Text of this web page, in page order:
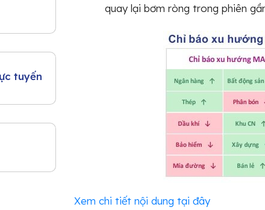
tuyến
quay lại bơm ròng trong phiên
Xem chi tiết nội dung tại đây